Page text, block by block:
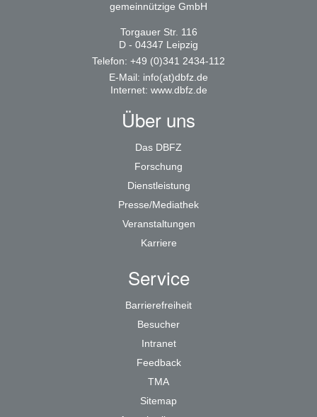
gemeinnützige GmbH
Torgauer Str. 116
D - 04347 Leipzig
Telefon: +49 (0)341 2434-112
E-Mail: info(at)dbfz.de
Internet: www.dbfz.de
Über uns
Das DBFZ
Forschung
Dienstleistung
Presse/Mediathek
Veranstaltungen
Karriere
Service
Barrierefreiheit
Besucher
Intranet
Feedback
TMA
Sitemap